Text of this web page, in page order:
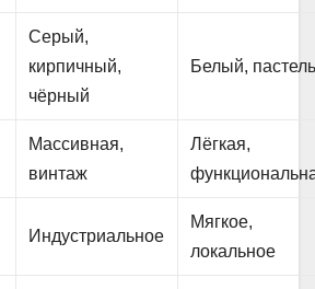
Серый,
кирпичный,
чёрный
Белый,
Массивная,
винтаж
Лёгкая,
Индустриальное
Мягкое,
локальное